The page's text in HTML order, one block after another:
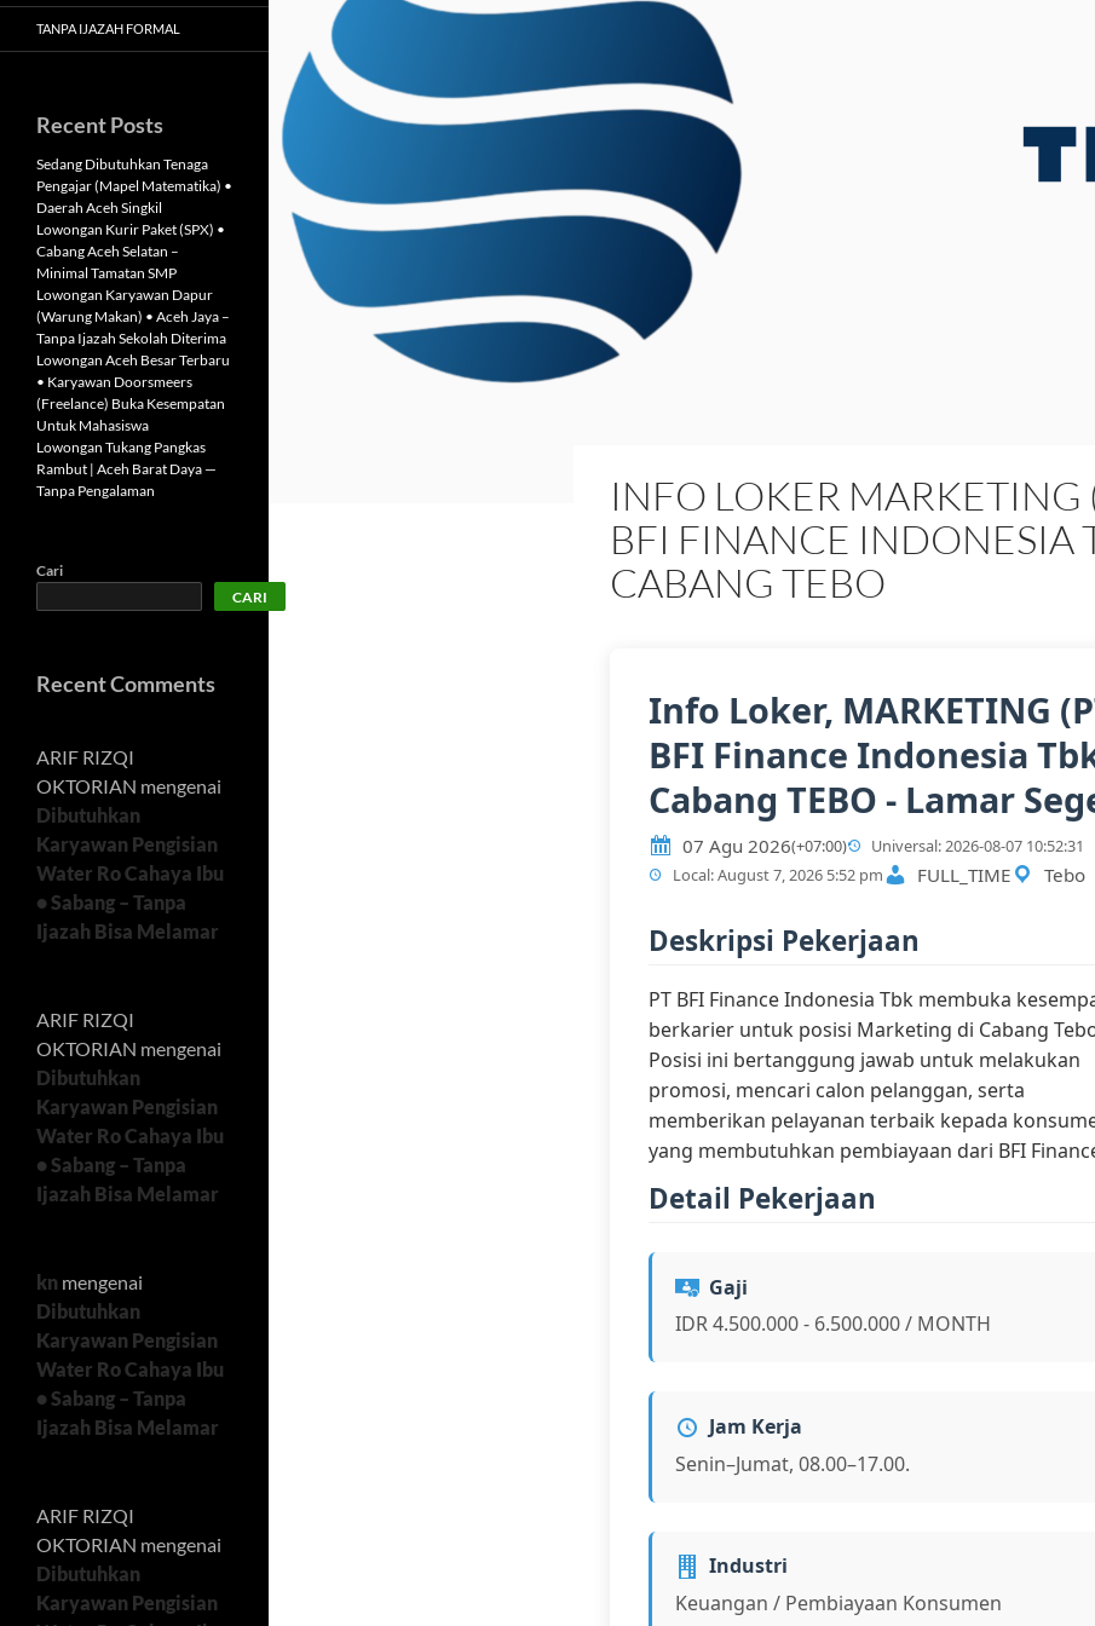
INFO LOKER MARKETING
BFI FINANCE INDONESIA
CABANG TEBO
Info Loker, MARKETING
BFI Finance Indonesia
Cabang TEBO - Lamar
07 Agu 2026(+07:00)
Universal: 2026-08-07 10:52:31
Local: August 7, 2026 5:52 pm
FULL_TIME Tebo
Deskripsi Pekerjaan
PT BFI Finance Indonesia Tbk membuka
berkarier untuk posisi Marketing di Cabang
Posisi ini bertanggung jawab untuk melakukan
promosi, mencari calon pelanggan, serta
memberikan pelayanan terbaik kepada
yang membutuhkan pembiayaan dari BFI
Detail Pekerjaan
Gaji
IDR 4.500.000 - 6.500.000 / MONTH
Jam Kerja
Senin–Jumat, 08.00–17.00.
Industri
Keuangan / Pembiayaan Konsumen
TANPA IJAZAH FORMAL
Recent Posts
Sedang Dibutuhkan Tenaga
Pengajar (Mapel Matematika) •
Daerah Aceh Singkil
Lowongan Kurir Paket (SPX) •
Cabang Aceh Selatan –
Minimal Tamatan SMP
Lowongan Karyawan Dapur
(Warung Makan) • Aceh Jaya –
Tanpa Ijazah Sekolah Diterima
Lowongan Aceh Besar Terbaru
• Karyawan Doorsmeers
(Freelance) Buka Kesempatan
Untuk Mahasiswa
Lowongan Tukang Pangkas
Rambut | Aceh Barat Daya —
Tanpa Pengalaman
Cari
CARI
Recent Comments
ARIF RIZQI
OKTORIAN mengenai
Dibutuhkan
Karyawan Pengisian
Water Ro Cahaya Ibu
• Sabang – Tanpa
Ijazah Bisa Melamar
ARIF RIZQI
OKTORIAN mengenai
Dibutuhkan
Karyawan Pengisian
Water Ro Cahaya Ibu
• Sabang – Tanpa
Ijazah Bisa Melamar
kn mengenai
Dibutuhkan
Karyawan Pengisian
Water Ro Cahaya Ibu
• Sabang – Tanpa
Ijazah Bisa Melamar
ARIF RIZQI
OKTORIAN mengenai
Dibutuhkan
Karyawan Pengisian